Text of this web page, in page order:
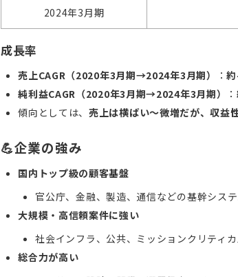
2024年3月期
成長率
売上CAGR（2020年3月期→2024年3月期） ：
純利益CAGR（2020年3月期→2024年3月期）
：
傾向としては、売上は横ばい〜微増だが、収益
💪企業の強み
国内トップ級の顧客基盤
官公庁、金融、製造、通信などの基幹システ
大規模・高信頼案件に強い
社会インフラ、公共、ミッションクリティカ
総合力が高い